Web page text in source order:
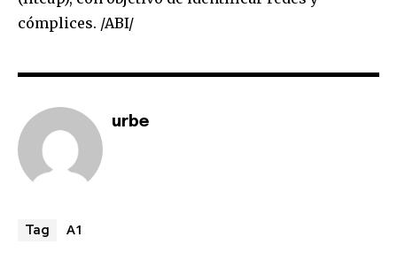
cómplices. /ABI/
urbe
Tag A1